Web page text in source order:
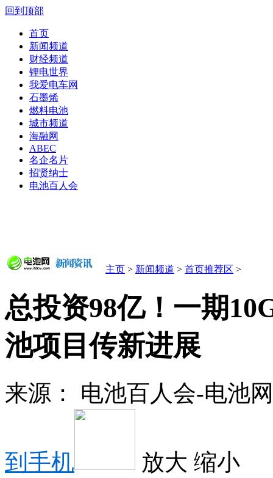
回到顶部
首页
新闻频道
财经频道
锂电世界
我爱电车网
石墨烯
燃料电池
城市频道
海融网
ABEC
名企名片
招贤纳士
电池百人会
主页 > 新闻频道 > 首页推荐区 >
总投资98亿！一期
池项目传新进展
来源： 电池百人会-电池
到手机 放大 缩小